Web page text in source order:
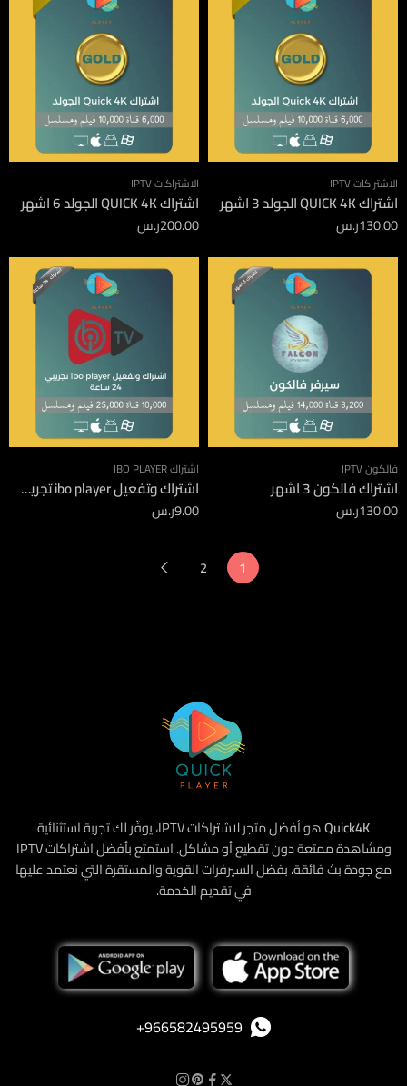
الاشتراكات IPTV
اشتراك QUICK 4K الجولد 3 اشهر
130.00ر.س
الاشتراكات IPTV
اشتراك QUICK 4K الجولد 6 اشهر
200.00ر.س
فالكون IPTV
اشتراك فالكون 3 اشهر
130.00ر.س
اشتراك IBO PLAYER
اشتراك وتفعيل ibo player تجريبي 24 ساعة
9.00ر.س
1
2
Quick4K
هو أفضل متجر لاشتراكات IPTV، يوفّر لك تجربة استثنائية
ومشاهدة ممتعة دون تقطيع أو مشاكل. استمتع بأفضل اشتراكات IPTV
مع جودة بث فائقة، بفضل السيرفرات القوية والمستقرة التي نعتمد عليها
في تقديم الخدمة.
‪+966582495959